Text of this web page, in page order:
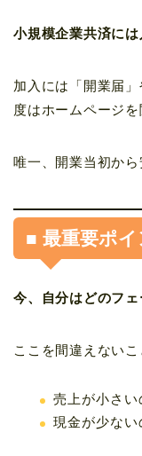
小規模企業共済には
加入には「開業届
度はホームページ
唯一、開業当初から
■ 最重要ポイ
今、自分はどのフェ
ここを間違えないこ
売上が小さい
現金が少ない